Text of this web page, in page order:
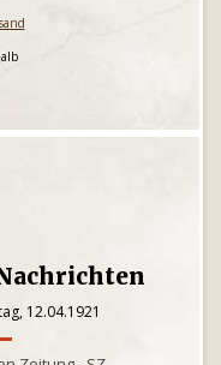
12.04.1921